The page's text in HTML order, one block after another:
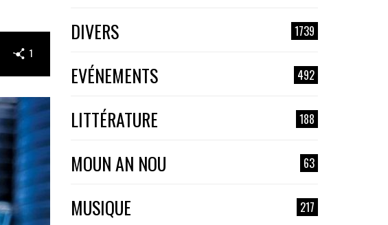
1
DIVERS 1739
EVÉNEMENTS 492
LITTÉRATURE 188
MOUN AN NOU 63
MUSIQUE 217